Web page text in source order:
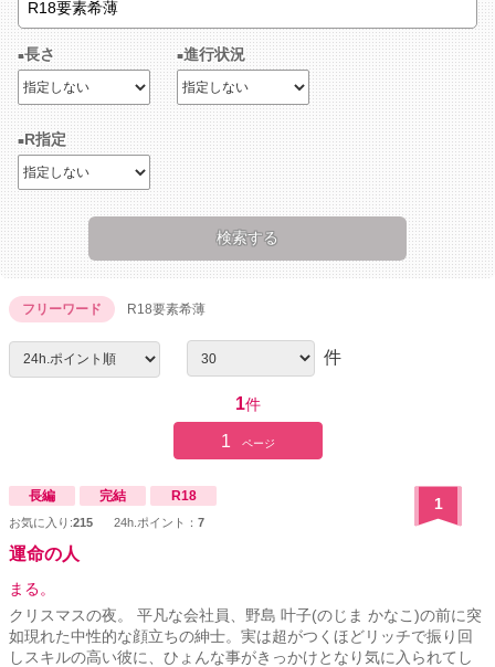
長さ 進行状況
R指定
フリーワード R18要素希薄
件
1件
1 ページ
長編 完結 R18
お気に入り:215 24h.ポイント： 7
1
運命の人
まる。
クリスマスの夜。 平凡な会社員、野島 叶子(のじま かなこ)の前に突
如現れた中性的な顔立ちの紳士。実は超がつくほどリッチで振り回
しスキルの高い彼に、ひょんな事がきっかけとなり気に入られてし